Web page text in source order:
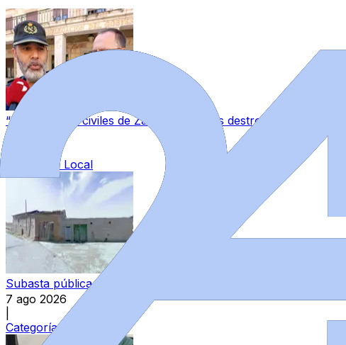
“Los guardias civiles de Zamora estamos destrozados”: la
7 ago 2026
Categoría: Local
Subasta pública de bienes del Estado en Zamora: varios
7 ago 2026
Categoría: